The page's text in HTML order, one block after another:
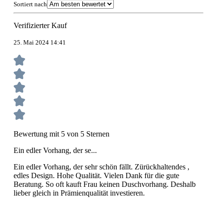
Sortiert nach
Verifizierter Kauf
25. Mai 2024 14:41
Bewertung mit 5 von 5 Sternen
Ein edler Vorhang, der se...
Ein edler Vorhang, der sehr schön fällt. Zürückhaltendes ,
edles Design. Hohe Qualität. Vielen Dank für die gute
Beratung. So oft kauft Frau keinen Duschvorhang. Deshalb
lieber gleich in Prämienqualität investieren.